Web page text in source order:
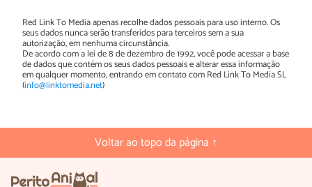
Red Link To Media apenas recolhe dados pessoais para uso interno. Os
seus dados nunca serão transferidos para terceiros sem a sua
autorização, em nenhuma circunstância.
De acordo com a lei de 8 de dezembro de 1992, você pode acessar a base
de dados que contém os seus dados pessoais e alterar essa informação
em qualquer momento, entrando em contato com Red Link To Media SL
(info@linktomedia.net)
Voltar ao topo da página ↑